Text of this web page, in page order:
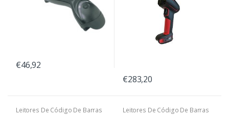
€46,92
€283,20
Leitores De Código De Barras
Leitores De Código De Barras